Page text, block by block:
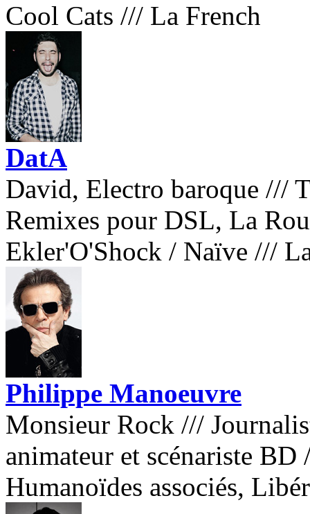
Cool Cats /// La French
DatA
David, Electro baroque ///
Remixes pour DSL, La
Ekler'O'Shock / Naïve ///
Philippe Manoeuvre
Monsieur Rock ///
animateur et scénariste BD
Humanoïdes associés,